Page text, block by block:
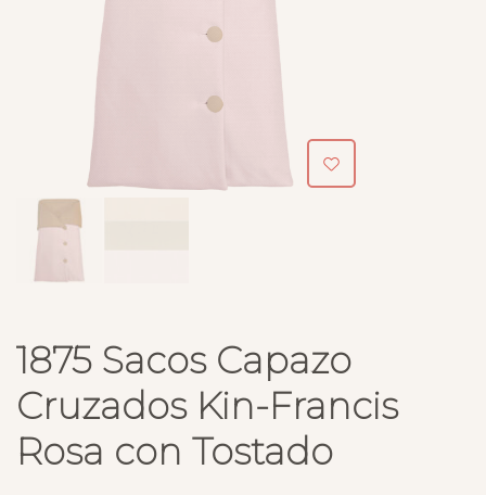
1875 Sacos Capazo
Cruzados Kin-Francis
Rosa con Tostado